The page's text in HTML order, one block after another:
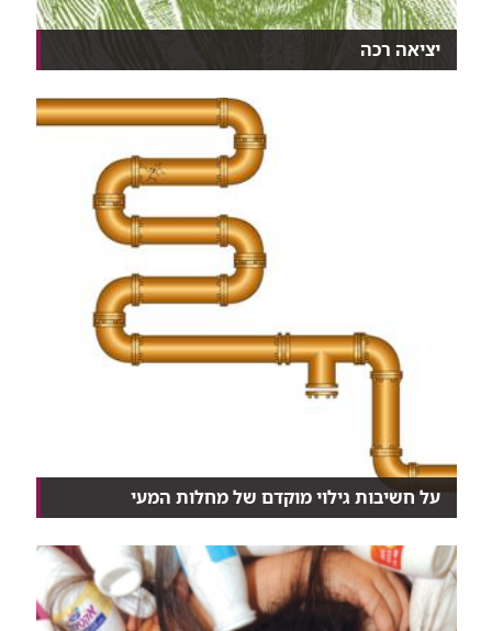
יציאה רכה
רגע לרמב"םהתובנות הבריאותיות של הרמב"ם בראי הידע
על חשיבות גילוי מוקדם של מחלות המעי
נכון, חלקן לא נעימות, אבל בדיקות לאבחון מוקדם של
מ...